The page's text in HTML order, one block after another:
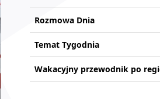
Rozmowa Dnia
Temat Tygodnia
Wakacyjny przewodnik po